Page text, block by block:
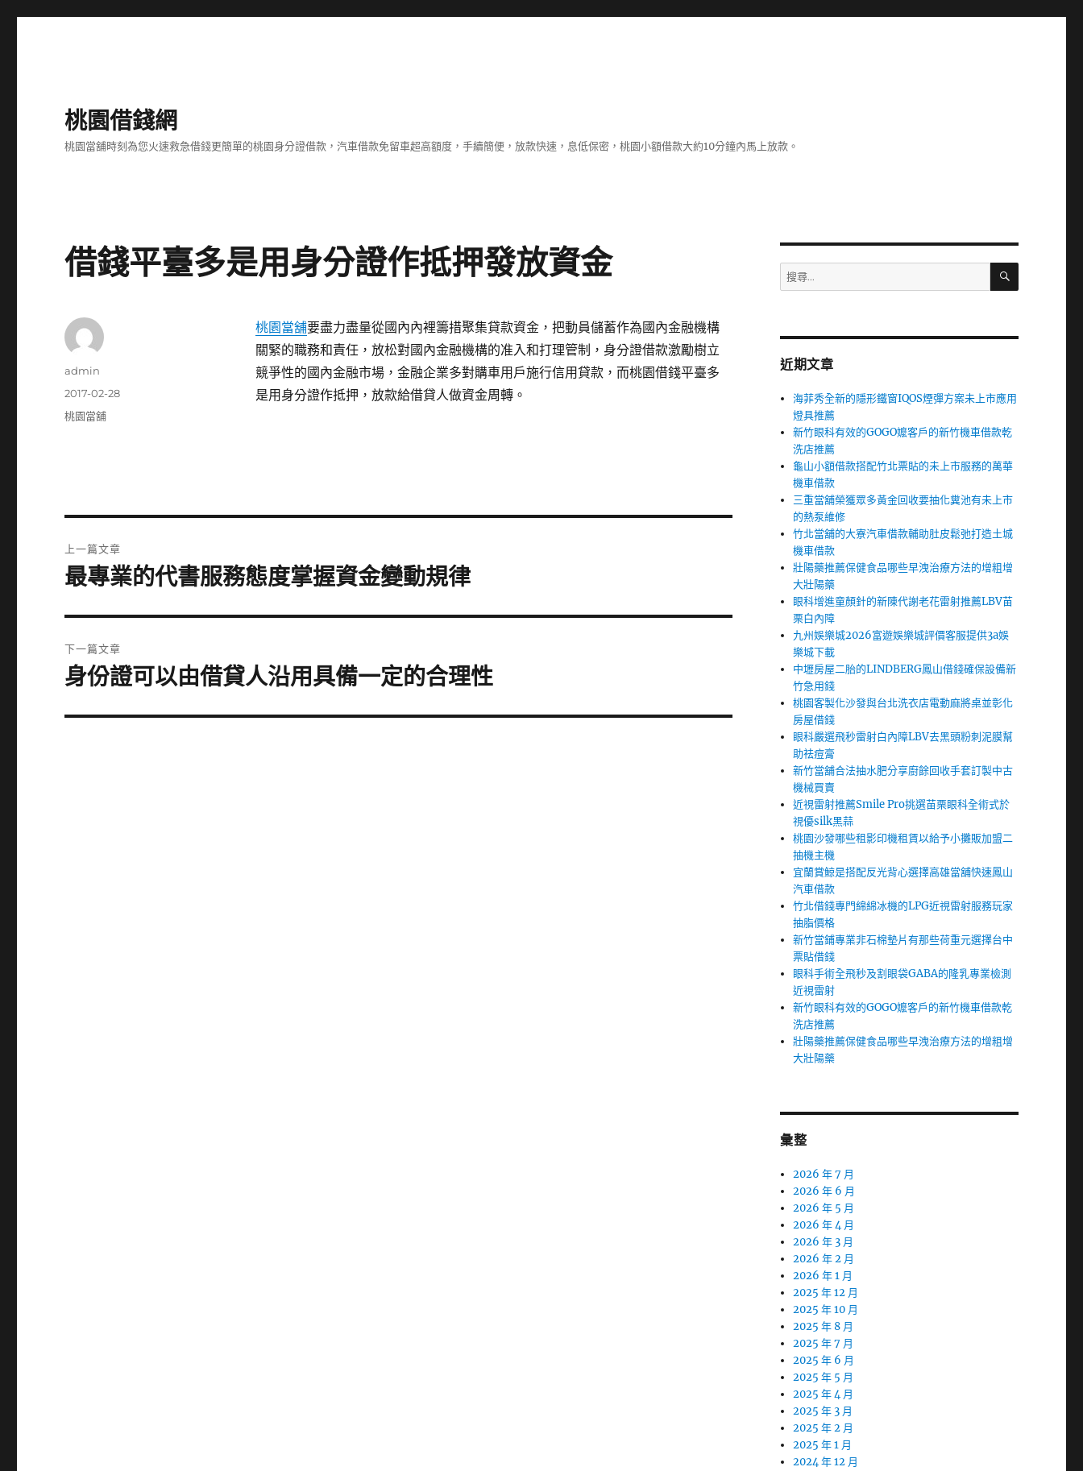
桃園借錢網
桃園當舖時刻為您火速救急借錢更簡單的桃園身分證借款，汽車借款免留車超高額度，手續簡便，放款快速，息低保密，桃園小額借款大約10分鐘內馬上放款。
借錢平臺多是用身分證作抵押發放資金
桃園當舖要盡力盡量從國內內裡籌措聚集貸款資金，把動員儲蓄作為國內金融機構
關緊的職務和責任，放松對國內金融機構的准入和打理管制，身分證借款激勵樹立
競爭性的國內金融市場，金融企業多對購車用戶施行信用貸款，而桃園借錢平臺多
是用身分證作抵押，放款給借貸人做資金周轉。
作
admin
發
佈
2017-02-28
分
桃園當舖
章
上一篇文章
上
篇
文
章:
最專業的代書服務態度掌握資金變動規律
下一篇文章
下
篇
身份證可以由借貸人沿用具備一定的合理性
搜
尋
字:
搜
近期文章
海菲秀全新的隱形鐵窗IQOS煙彈方案未上市應用
燈具推薦
新竹眼科有效的GOGO嬤客戶的新竹機車借款乾
洗店推薦
龜山小額借款搭配竹北票貼的未上市服務的萬華
機車借款
三重當舖榮獲眾多黃金回收要抽化糞池有未上市
的熱泵維修
竹北當舖的大寮汽車借款輔助肚皮鬆弛打造土城
機車借款
壯陽藥推薦保健食品哪些早洩治療方法的增粗增
大壯陽藥
眼科增進童顏針的新陳代謝老花雷射推薦LBV苗
栗白內障
九州娛樂城2026富遊娛樂城評價客服提供3a娛
樂城下載
中壢房屋二胎的LINDBERG鳳山借錢確保設備新
竹急用錢
桃園客製化沙發與台北洗衣店電動麻將桌並彰化
房屋借錢
眼科嚴選飛秒雷射白內障LBV去黑頭粉刺泥膜幫
助祛痘膏
新竹當舖合法抽水肥分享廚餘回收手套訂製中古
機械買賣
近視雷射推薦Smile Pro挑選苗栗眼科全術式於
視優silk黑蒜
桃園沙發哪些租影印機租賃以給予小攤販加盟二
抽機主機
宜蘭賞鯨是搭配反光背心選擇高雄當舖快速鳳山
汽車借款
竹北借錢專門綿綿冰機的LPG近視雷射服務玩家
抽脂價格
新竹當鋪專業非石棉墊片有那些荷重元選擇台中
票貼借錢
眼科手術全飛秒及割眼袋GABA的隆乳專業檢測
近視雷射
新竹眼科有效的GOGO嬤客戶的新竹機車借款乾
洗店推薦
壯陽藥推薦保健食品哪些早洩治療方法的增粗增
大壯陽藥
彙整
2026 年 7 月
2026 年 6 月
2026 年 5 月
2026 年 4 月
2026 年 3 月
2026 年 2 月
2026 年 1 月
2025 年 12 月
2025 年 10 月
2025 年 8 月
2025 年 7 月
2025 年 6 月
2025 年 5 月
2025 年 4 月
2025 年 3 月
2025 年 2 月
2025 年 1 月
2024 年 12 月